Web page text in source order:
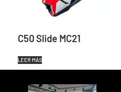
C50 Slide MC21
LEER MÁS